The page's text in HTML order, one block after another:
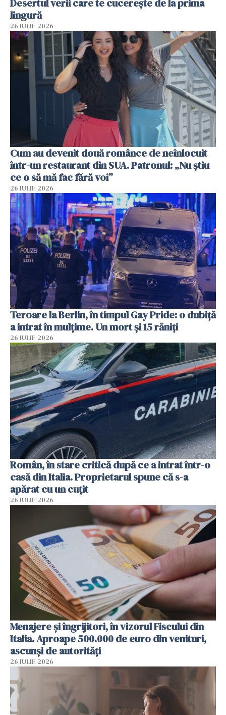
Desertul verii care te cucerește de la prima
lingură
26 IULIE 2026
Cum au devenit două românce de neînlocuit
într-un restaurant din SUA. Patronul: „Nu știu
ce o să mă fac fără voi”
26 IULIE 2026
Teroare la Berlin, în timpul Gay Pride: o dubiță
a intrat în mulțime. Un mort și 15 răniți
26 IULIE 2026
Român, în stare critică după ce a intrat într-o
casă din Italia. Proprietarul spune că s-a
apărat cu un cuțit
26 IULIE 2026
Menajere și îngrijitori, în vizorul Fiscului din
Italia. Aproape 500.000 de euro din venituri,
ascunși de autorități
26 IULIE 2026